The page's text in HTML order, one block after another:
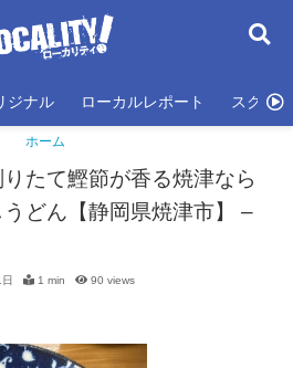
ジナル ローカルレポート スクール
ホーム
たて鰹節が香る焼津なら
どん【静岡県焼津市】 –
1 min 90 views